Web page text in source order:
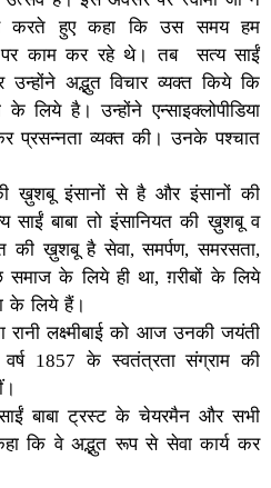
करते हुए कहा कि उस समय हम
पर काम कर रहे थे। तब सत्य साईं
अद्भुत विचार व्यक्त किये कि
लिये है। उन्होंने एन्साइक्लोपीडिया
प्रसन्नता व्यक्त की। उनके पश्चात
ख़ुशबू इंसानों से है और इंसानों की
बाबा तो इंसानियत की ख़ुशबू व
की ख़ुशबू है सेवा, समर्पण, समरसता,
समाज के लिये ही था, ग़रीबों के लिये
के लिये हैं।
रानी लक्ष्मीबाई को आज उनकी जयंती
1857 के स्वतंत्रता संग्राम की
बाबा ट्रस्ट के चेयरमैन और सभी
कि वे अद्भुत रूप से सेवा कार्य कर